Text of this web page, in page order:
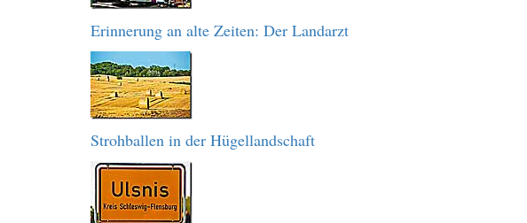
Erinnerung an alte Zeiten: Der Landarzt
Strohballen in der Hügellandschaft